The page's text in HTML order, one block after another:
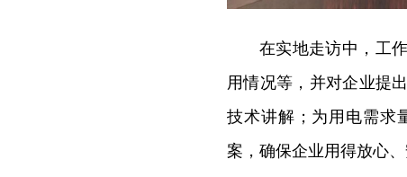
在实地走访中，工
用情况等，并对企业提
技术讲解；为用电需求
案，确保企业用得放心、